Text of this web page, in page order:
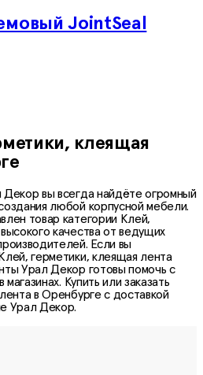
JointSeal
клеящая
Декор вы всегда найдёте огромный
любой корпусной мебели.
товар категории Клей,
качества от ведущих
Если вы
Клей, герметики, клеящая лента
Урал Декор готовы помочь с
Купить или заказать
в Оренбурге с доставкой
Урал Декор.